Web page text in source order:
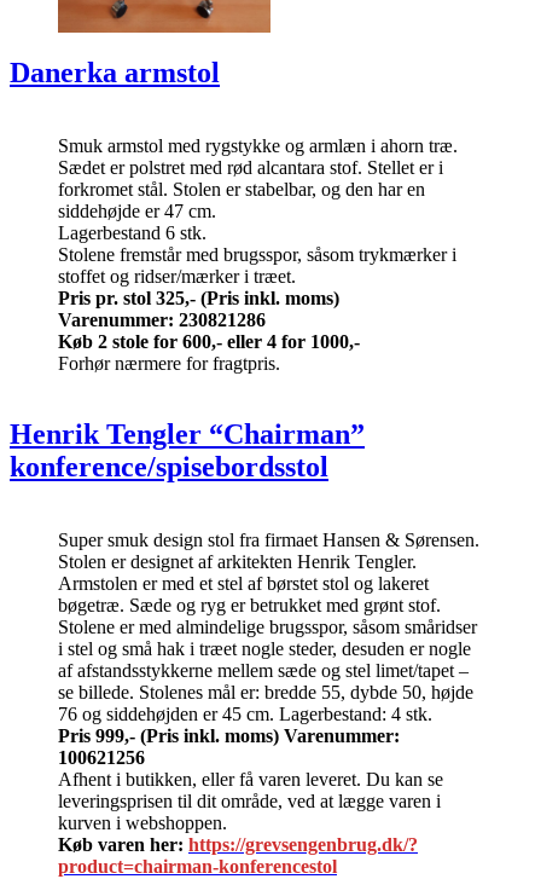
Danerka armstol
Smuk armstol med rygstykke og armlæn i ahorn træ.
Sædet er polstret med rød alcantara stof. Stellet er i
forkromet stål. Stolen er stabelbar, og den har en
siddehøjde er 47 cm.
Lagerbestand 6 stk.
Stolene fremstår med brugsspor, såsom trykmærker i
stoffet og ridser/mærker i træet.
Pris pr. stol 325,- (Pris inkl. moms)
Varenummer: 230821286
Køb 2 stole for 600,- eller 4 for 1000,-
Forhør nærmere for fragtpris.
Henrik Tengler “Chairman”
konference/spisebordsstol
Super smuk design stol fra firmaet Hansen & Sørensen.
Stolen er designet af arkitekten Henrik Tengler.
Armstolen er med et stel af børstet stol og lakeret
bøgetræ. Sæde og ryg er betrukket med grønt stof.
Stolene er med almindelige brugsspor, såsom småridser
i stel og små hak i træet nogle steder, desuden er nogle
af afstandsstykkerne mellem sæde og stel limet/tapet –
se billede. Stolenes mål er: bredde 55, dybde 50, højde
76 og siddehøjden er 45 cm. Lagerbestand: 4 stk.
Pris 999,- (Pris inkl. moms) Varenummer:
100621256
Afhent i butikken, eller få varen leveret. Du kan se
leveringsprisen til dit område, ved at lægge varen i
kurven i webshoppen.
Køb varen her: https://grevsengenbrug.dk/?
product=chairman-konferencestol